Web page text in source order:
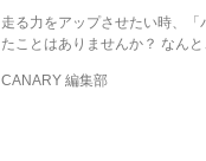
走る力をアップさせたい時、
たことはありませんか？ なん
CANARY 編集部